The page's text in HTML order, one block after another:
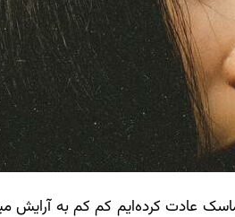
عادت کرده‌ایم کم کم به آرایش